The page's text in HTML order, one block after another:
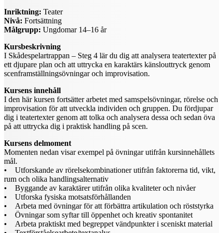
Inriktning: Teater
Nivå: Fortsättning
Målgrupp: Ungdomar 14–16 år
Kursbeskrivning
I Skådespelartrappan – Steg 4 lär du dig att analysera teatertexter på
ett djupare plan och att uttrycka en karaktärs känslouttryck genom
scenframställningsövningar och improvisation.
Kursens innehåll
I den här kursen fortsätter arbetet med samspelsövningar, rörelse och
improvisation för att utveckla individen och gruppen. Du fördjupar
dig i teatertexter genom att tolka och analysera dessa och sedan öva
på att uttrycka dig i praktisk handling på scen.
Kursens delmoment
Momenten nedan visar exempel på övningar utifrån kursinnehållets
mål.
• Utforskande av rörelsekombinationer utifrån faktorerna tid, vikt,
rum och olika handlingsalternativ
• Byggande av karaktärer utifrån olika kvaliteter och nivåer
• Utforska fysiska motsatsförhållanden
• Arbeta med övningar för att förbättra artikulation och röststyrka
• Övningar som syftar till öppenhet och kreativ spontanitet
• Arbeta praktiskt med begreppet vändpunkter i sceniskt material